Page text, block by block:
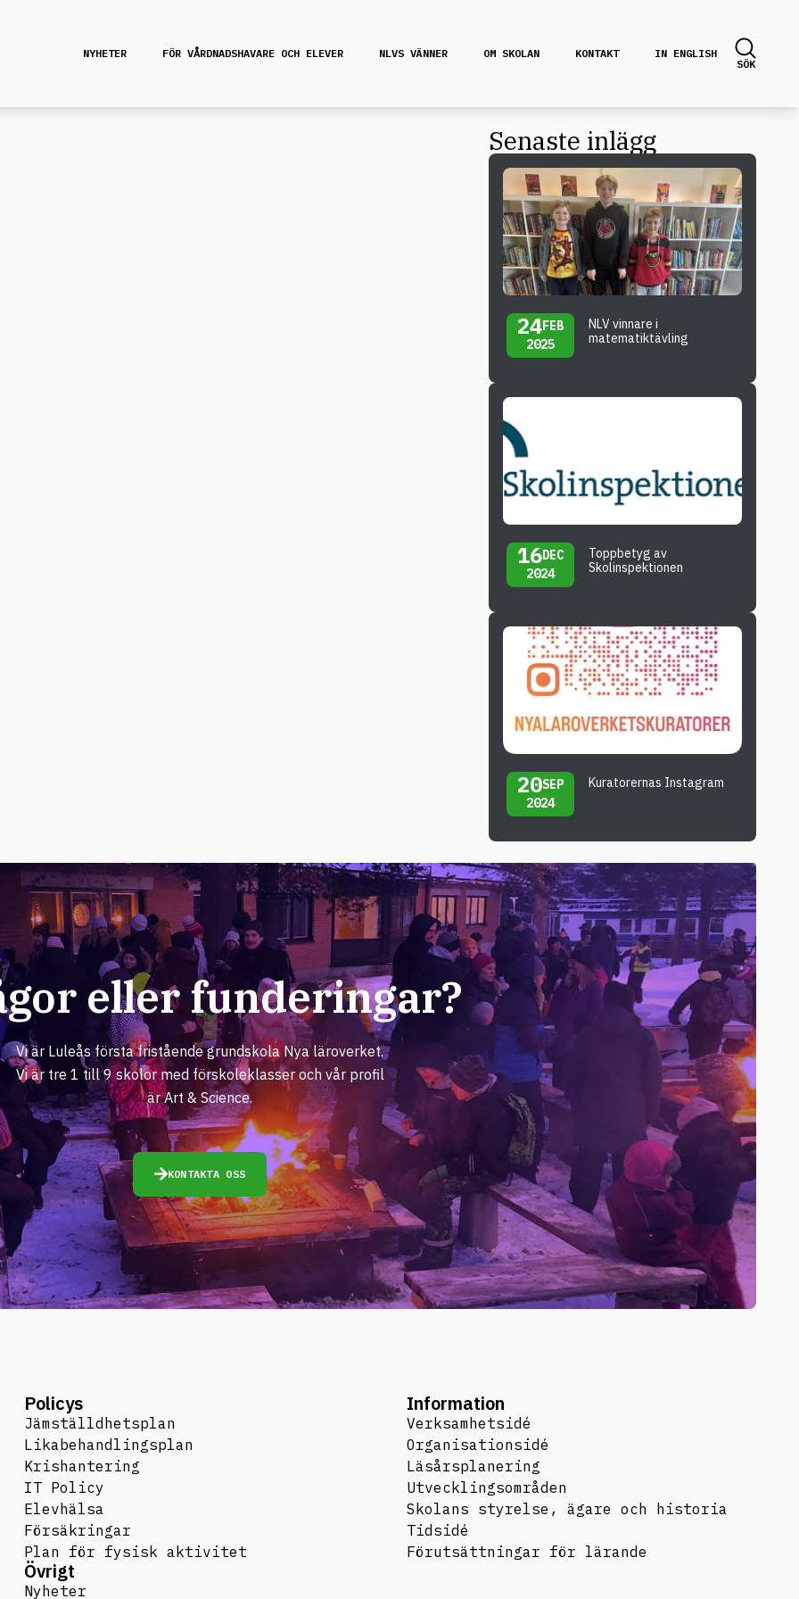
NYHETER FÖR VÅRDNADSHAVARE OCH ELEVER NLVS VÄNNER OM SKOLAN KONTAKT
IN ENGLISH
SÖK
Senaste inlägg
24FEB
2025
NLV vinnare i
matematiktävling
16DEC
2024
Toppbetyg av
Skolinspektionen
20SEP
2024
Kuratorernas Instagram
eller funderingar?
Vi är Luleås första fristående grundskola Nya läroverket.
Vi är tre 1 till 9 skolor med förskoleklasser och vår profil
är Art & Science.
KONTAKTA OSS
Policys
Jämställdhetsplan
Likabehandlingsplan
Krishantering
IT Policy
Elevhälsa
Försäkringar
Plan för fysisk aktivitet
Information
Verksamhetsidé
Organisationsidé
Läsårsplanering
Utvecklingsområden
Skolans styrelse, ägare och historia
Tidsidé
Förutsättningar för lärande
Övrigt
Nyheter